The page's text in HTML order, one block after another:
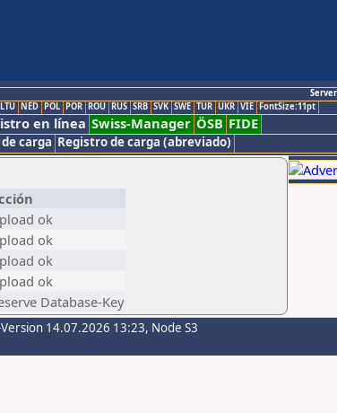
LTU NED POL POR ROU RUS SRB SVK SWE TUR UKR VIE FontSize:11pt
en línea Swiss-Manager ÖSB FIDE
carga Registro de carga (abreviado)
ok
ok
ok
ok
Database-Key
Version 14.07.2026 13:23, Node S3